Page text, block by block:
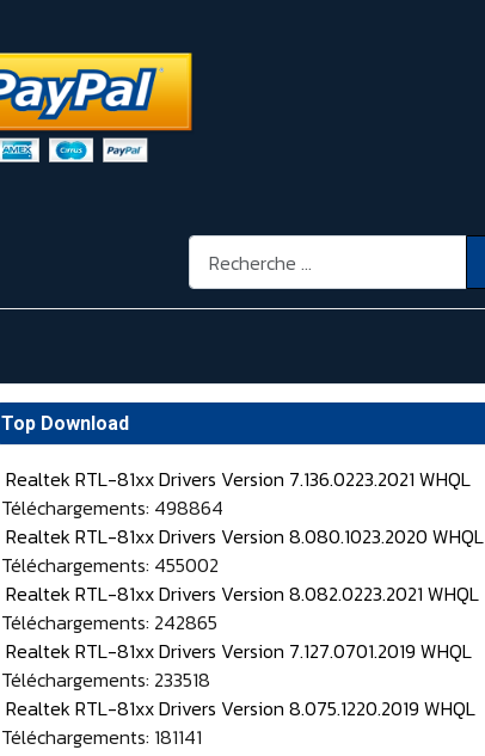
Rechercher
Top Download
Realtek RTL-81xx Drivers Version 7.136.0223.2021 WHQL
Téléchargements: 498864
Realtek RTL-81xx Drivers Version 8.080.1023.2020 WHQL
Téléchargements: 455002
Realtek RTL-81xx Drivers Version 8.082.0223.2021 WHQL
Téléchargements: 242865
Realtek RTL-81xx Drivers Version 7.127.0701.2019 WHQL
Téléchargements: 233518
Realtek RTL-81xx Drivers Version 8.075.1220.2019 WHQL
Téléchargements: 181141